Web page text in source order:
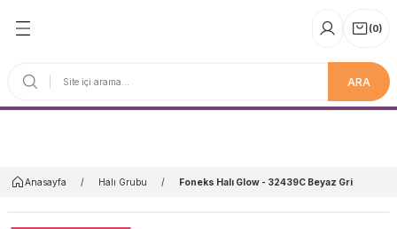
ARA
(0)
Anasayfa Halı Grubu Foneks Halı Glow - 32439C Beyaz Gri